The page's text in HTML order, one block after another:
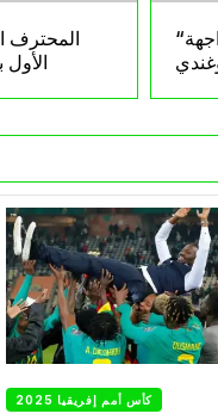
المحترف
“كان” 2025: إنطلاق الشوط الأول من مواجهة
كأس أمم إفريقيا 2025